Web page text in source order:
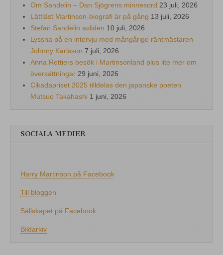
Om Sandelin – Dan Sjögrens minnesord 23 juli, 2026
Lättläst Martinson-biografi är på gång 13 juli, 2026
Stefan Sandelin avliden 10 juli, 2026
Lyssna på en intervju med mångårige räntmästaren
Johnny Karlsson 7 juli, 2026
Anna Rottiers besök i Martinsonland plus lite mer om
översättningar 29 juni, 2026
Cikadapriset 2025 tilldelas den japanske poeten
Mutsuo Takahashi 1 juni, 2026
SOCIALA MEDIER
Harry Martinson på Facebook
Till bloggen
Sällskapet på Facebook
Bildarkiv